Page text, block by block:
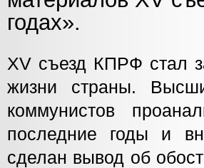
годах».
XV съезд КПРФ стал
жизни страны.
коммунистов
последние годы и
сделан вывод об